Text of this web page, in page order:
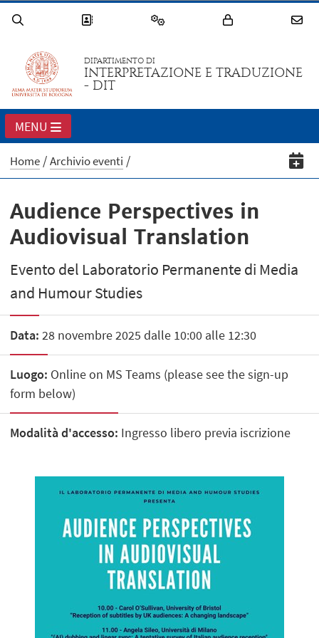
DIPARTIMENTO DI
INTERPRETAZIONE E TRADUZIONE
- DIT
MENU
Home Archivio eventi
Audience Perspectives in
Audiovisual Translation
Evento del Laboratorio Permanente di Media
and Humour Studies
Data: 28 novembre 2025 dalle 10:00 alle 12:30
Luogo: Online on MS Teams (please see the sign-up
form below)
Modalità d'accesso: Ingresso libero previa iscrizione